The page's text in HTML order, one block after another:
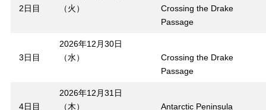
2日目
（火）
Crossing the Drake
Passage
3日目
2026年12月30日
（水）
Crossing the Drake
Passage
4日目
2026年12月31日
（木）
Antarctic Peninsula